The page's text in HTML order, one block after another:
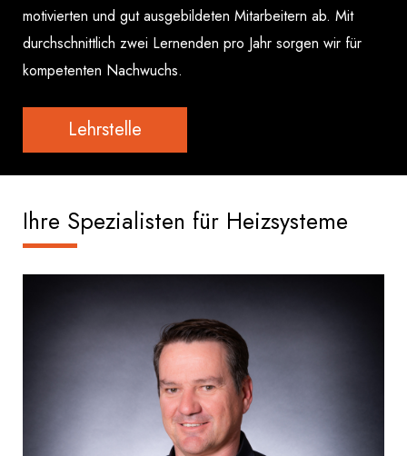
motivierten und gut ausgebildeten Mitarbeitern ab. Mit
durchschnittlich zwei Lernenden pro Jahr sorgen wir für
kompetenten Nachwuchs.
Lehrstelle
Ihre Spezialisten für Heizsysteme